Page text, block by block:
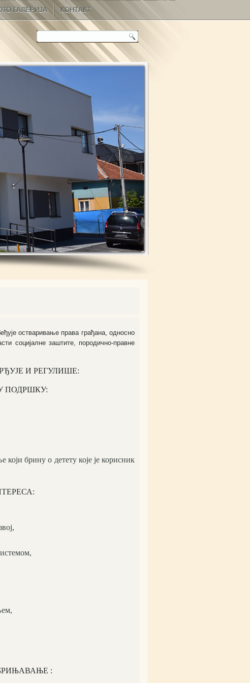
ГАЛЕРИЈА КОНТАКТ
остваривање права грађана, односно
социјалне заштите, породично-правне
И РЕГУЛИШЕ:
ПОДРШКУ:
брину о детету које је корисник
: